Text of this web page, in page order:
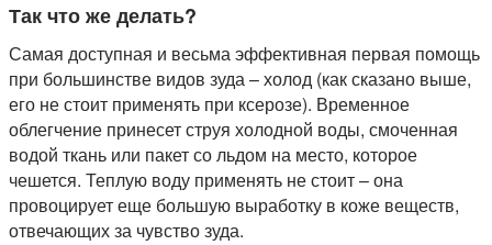
Так что же делать?
Самая доступная и весьма эффективная первая помощь
при большинстве видов зуда – холод (как сказано выше,
его не стоит применять при ксерозе). Временное
облегчение принесет струя холодной воды, смоченная
водой ткань или пакет со льдом на место, которое
чешется. Теплую воду применять не стоит – она
провоцирует еще большую выработку в коже веществ,
отвечающих за чувство зуда.